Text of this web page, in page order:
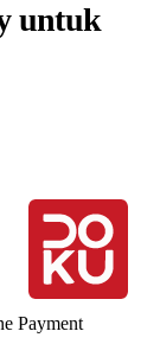
untuk
Payment